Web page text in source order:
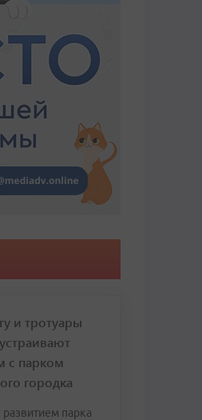
и тротуары
с парком
городка
парка